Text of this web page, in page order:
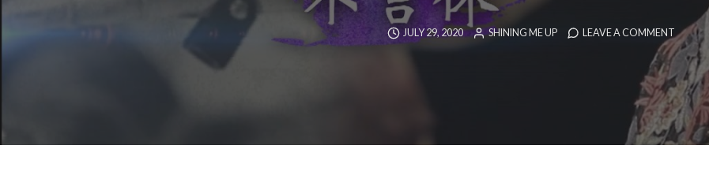
JULY 29, 2020 SHINING ME UP LEAVE A COMMENT